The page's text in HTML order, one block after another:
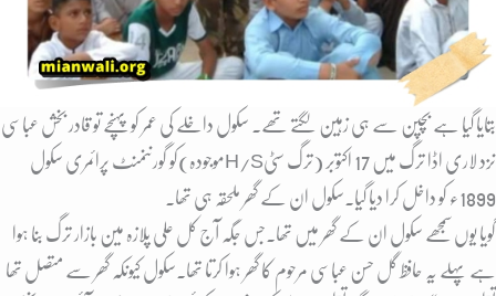
بتایا گیا ہے بچپن سے ہی زہین لگتے تھے۔ سکول داخلے کی عمر کو پہنچے تو قادر بخش عباسی
کو گورننمنٹ پرائمری سکول(موجودہH/Sترگ سٹی) نزد لاری اڈا ترگ میں 17 اکتوبر
1899ء کو داخل کرا دیا گیا۔سکول ان کے گھر ملحقہ ہی تھا۔
گویا یوں سمجھے سکول ان کے گھر میں تھا۔جس جگہ آج کل علی پلازہ مین بازار ترگ بنا ہوا
ہے پہلے یہ حافظ گل حسن عباسی مرحوم کا گھر ہوا کرتا تھا۔سکول کیونکہ گھر سے متصل تھا